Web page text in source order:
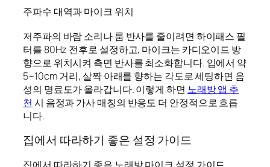
주파수 대역과 마이크 위치
저주파의 바람 소리나 룸 반사를 줄이려면 하이패스 필
터를 80Hz 전후로 설정하고, 마이크는 카디오이드 방
향으로 위치시켜 측면 반사를 최소화합니다. 입에서 약
5~10cm 거리, 살짝 아래를 향하는 각도로 세팅하면 음
성의 명료도가 올라갑니다. 이렇게 하면 노래방 앱 추
천 시 음정과 가사 매칭의 반응도 더 안정적으로 흐릅
니다.
집에서 따라하기 좋은 설정 가이드
집에서 따라하기 좋은 노래방 마이크 설정 가이드